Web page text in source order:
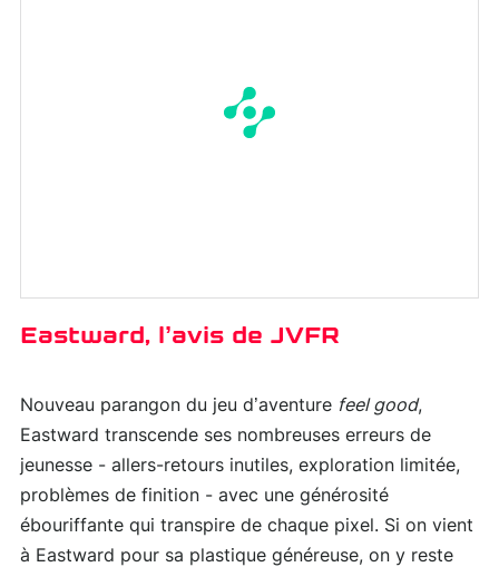
Eastward, l’avis de JVFR
Nouveau parangon du jeu d’aventure feel good,
Eastward transcende ses nombreuses erreurs de
jeunesse - allers-retours inutiles, exploration limitée,
problèmes de finition - avec une générosité
ébouriffante qui transpire de chaque pixel. Si on vient
à Eastward pour sa plastique généreuse, on y reste